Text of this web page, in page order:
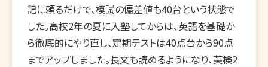
記に頼るだけで、模試の偏差値も40台という状態で
した。高校2年の夏に入塾してからは、英語を基礎か
ら徹底的にやり直し、定期テストは40点台から90点
までアップしました。長文も読めるようになり、英検2